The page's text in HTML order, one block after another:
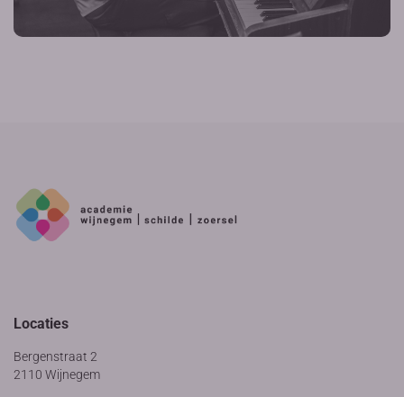
Locaties
Bergenstraat 2
2110 Wijnegem